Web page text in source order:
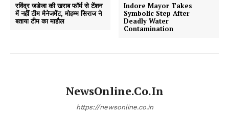
रविंद्र जडेजा की खराब फॉर्म से टेंशन
में नहीं टीम मैनेजमेंट, मोहम्म सिराज ने
बताया टीम का माहौल
Indore Mayor Takes
Symbolic Step After
Deadly Water
Contamination
NewsOnline.co.in
https://newsonline.co.in